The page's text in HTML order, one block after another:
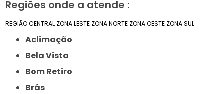
Regiões onde a atende :
REGIÃO CENTRAL ZONA LESTE ZONA NORTE ZONA OESTE ZONA SUL
Aclimação
Bela Vista
Bom Retiro
Brás